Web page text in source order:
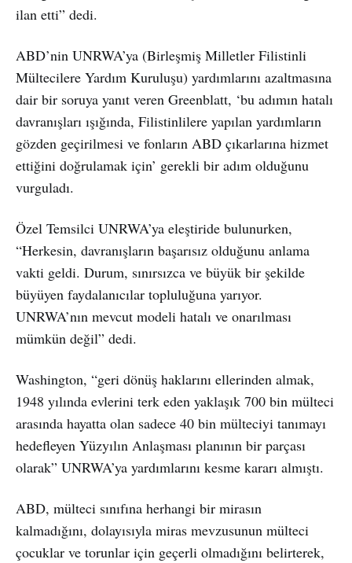
ilan etti” dedi.
ABD’nin UNRWA’ya (Birleşmiş Milletler Filistinli
Mültecilere Yardım Kuruluşu) yardımlarını azaltmasına
dair bir soruya yanıt veren Greenblatt, ‘bu adımın hatalı
davranışları ışığında, Filistinlilere yapılan yardımların
gözden geçirilmesi ve fonların ABD çıkarlarına hizmet
ettiğini doğrulamak için’ gerekli bir adım olduğunu
vurguladı.
Özel Temsilci UNRWA’ya eleştiride bulunurken,
“Herkesin, davranışların başarısız olduğunu anlama
vakti geldi. Durum, sınırsızca ve büyük bir şekilde
büyüyen faydalanıcılar topluluğuna yarıyor.
UNRWA’nın mevcut modeli hatalı ve onarılması
mümkün değil” dedi.
Washington, “geri dönüş haklarını ellerinden almak,
1948 yılında evlerini terk eden yaklaşık 700 bin mülteci
arasında hayatta olan sadece 40 bin mülteciyi tanımayı
hedefleyen Yüzyılın Anlaşması planının bir parçası
olarak” UNRWA’ya yardımlarını kesme kararı almıştı.
ABD, mülteci sınıfına herhangi bir mirasın
kalmadığını, dolayısıyla miras mevzusunun mülteci
çocuklar ve torunlar için geçerli olmadığını belirterek,